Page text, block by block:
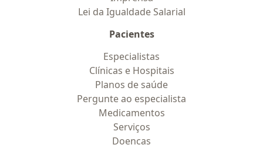
Lei da Igualdade Salarial
Pacientes
Especialistas
Clínicas e Hospitais
Planos de saúde
Pergunte ao especialista
Medicamentos
Serviços
Doencas